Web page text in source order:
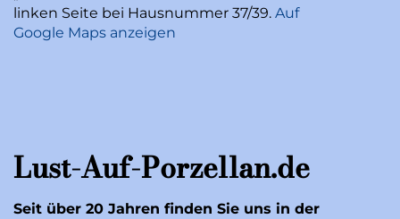
linken Seite bei Hausnummer 37/39. Auf
Google Maps anzeigen
Lust-Auf-Porzellan.de
Seit über 20 Jahren finden Sie uns in der